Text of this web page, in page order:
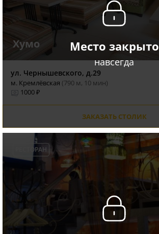
Место закрыто
навсегда
Хумо
ул. Чернышевского, д.29
м. Кремлёвская (790 м, 10 мин)
1000 ₽
ЗАКАЗАТЬ СТОЛИК
РЕСТОРАН